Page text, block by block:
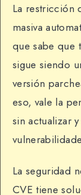
La restricción
masiva
que sabe que
sigue siendo
versión
eso, vale la
sin actualizar
La seguridad
CVE tiene